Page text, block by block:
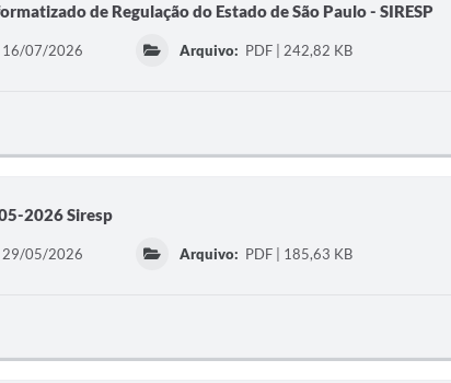
de Regulação do Estado de São Paulo - SIRESP
16/07/2026 Arquivo: PDF | 242,82 KB
2026 Siresp
29/05/2026 Arquivo: PDF | 185,63 KB